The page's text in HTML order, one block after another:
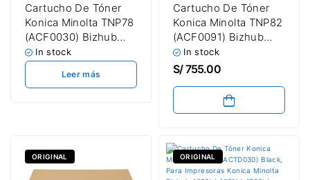
Cartucho De Tóner
Konica Minolta TNP78
(ACF0030) Bizhub
4020i / 5020i Black
12,000 Páginas
In stock
Leer más
Cartucho De Tóner
Konica Minolta TNP82
(ACF0091) Bizhub
5000i / 5020i (220V)
Black 20,000 Páginas
In stock
S/755.00
ORIGINAL ORIGINAL